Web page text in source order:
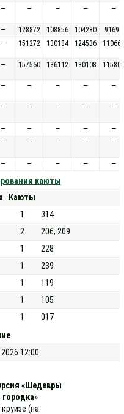
— — — — —
— 128872 108856 104280
91696
— 151272 130184 124536 110664
— 157560 136112 130108 115808
— — — — —
— — — — —
— — — —
—
— — — — —
— — — — —
каюты
Каюты
1
314
2
206; 209
1
228
1
239
1
119
1
105
1
017
12:00
«Шедевры
круизе (на